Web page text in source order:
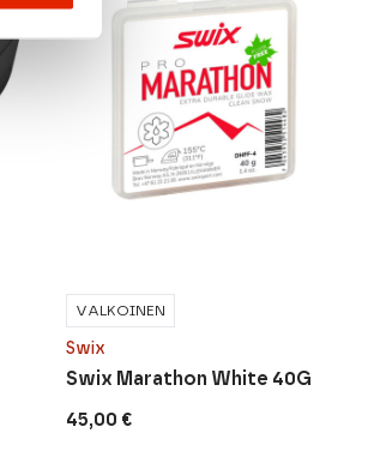
Swix
45,00 €
Swix Marathon White 40G
VALKOINEN